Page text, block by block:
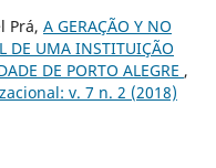
Prá, A GERAÇÃO Y NO
DE UMA INSTITUIÇÃO
DE PORTO ALEGRE ,
v. 7 n. 2 (2018)